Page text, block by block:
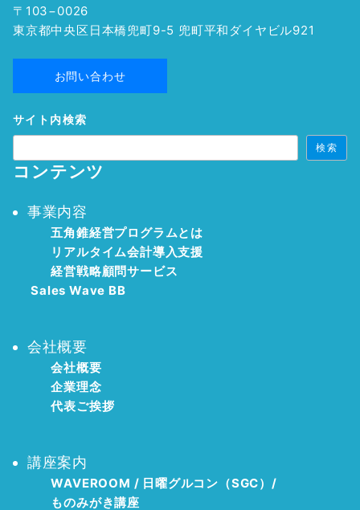
〒103−0026
東京都中央区日本橋兜町9-5 兜町平和ダイヤビル921
お問い合わせ
サイト内検索
検索
コンテンツ
事業内容
五角錐経営プログラムとは
リアルタイム会計導入支援
経営戦略顧問サービス
ㅤㅤSales Wave BB
会社概要
会社概要
企業理念
代表ご挨拶
講座案内
WAVEROOM / 日曜グルコン（SGC）/
ものみがき講座